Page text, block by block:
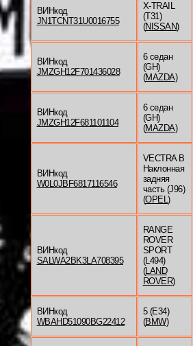
ВИНкод
JN1TCNT31U0016755
X-TRAIL
(T31)
(NISSAN)
ВИНкод
JMZGH12F701436028
6 седан
(GH)
(MAZDA)
ВИНкод
JMZGH12F681101104
6 седан
(GH)
(MAZDA)
ВИНкод
W0L0JBF6817116546
VECTRA B
Наклонная
задняя
часть (J96)
(OPEL)
ВИНкод
SALWA2BK3LA708395
RANGE
ROVER
SPORT
(L494)
(LAND
ROVER)
ВИНкод
WBAHD51090BG22412
5 (E34)
(BMW)